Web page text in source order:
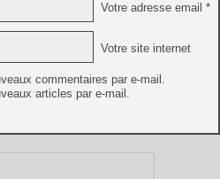
Votre adresse email *
Votre site internet
commentaires par e-mail.
articles par e-mail.